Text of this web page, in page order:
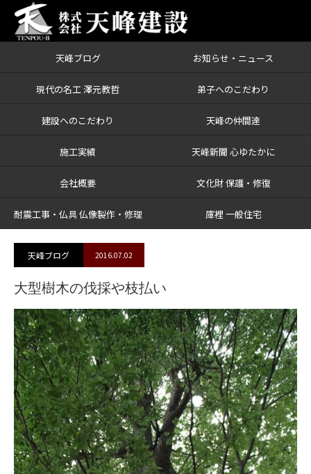
天峰ブログ お知らせ・ニュース
現代の名工 澤元教哲 弟子へのこだわり
建設へのこだわり 天峰の仲間達
施工実績 天峰新聞 心ゆたかに
会社概要 文化財 保護・修復
耐震工事・仏具 仏像製作・修理 庫裡 一般住宅
ブログ 大型樹木の伐採や枝払い
天峰ブログ 2016.07.02
大型樹木の伐採や枝払い